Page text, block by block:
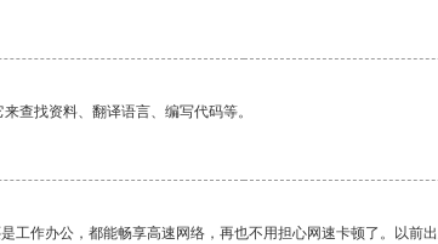
查找资料、翻译语言、编写代码等。
作办公，都能畅享高速网络，再也不用担心网速卡顿了。以前